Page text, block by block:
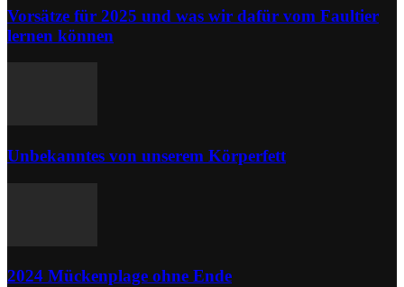
Vorsätze für 2025 und was wir dafür vom Faultier
lernen können
Unbekanntes von unserem Körperfett
2024 Mückenplage ohne Ende